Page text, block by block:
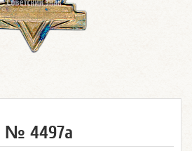
№ 4497а